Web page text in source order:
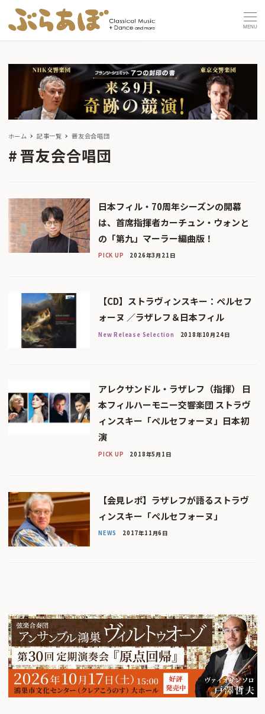
MENU
ホーム 記事一覧 晋友会合唱団
晋友会合唱団
日本フィル・70周年シーズンの開幕
は、首席指揮者カーチュン・ウォンと
の「第九」マーラー編曲版！
PICK UP 2026年3月21日
【CD】ストラヴィンスキー：ペルセフ
ォーヌ ／ラザレフ＆日本フィル
New Release Selection 2018年10月24日
アレクサンドル・ラザレフ（指揮） 日
本フィルハーモニー交響楽団 ストラヴ
ィンスキー「ペルセフォーヌ」日本初
演
PICK UP 2018年5月1日
【会見レポ】ラザレフが語るストラヴ
ィンスキー「ペルセフォーヌ」
NEWS 2017年11月6日